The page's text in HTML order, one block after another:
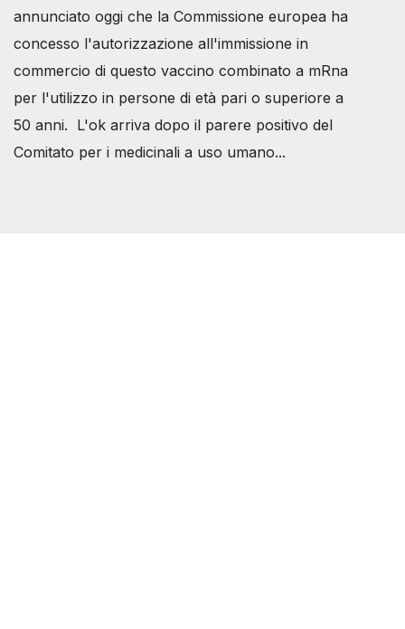
annunciato oggi che la Commissione europea ha
concesso l'autorizzazione all'immissione in
commercio di questo vaccino combinato a mRna
per l'utilizzo in persone di età pari o superiore a
50 anni. L'ok arriva dopo il parere positivo del
Comitato per i medicinali a uso umano...